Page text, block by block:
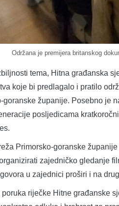
Održana je premijera britanskog
tema, Hitna građanska
koje bi predlagalo i pratilo
goranske županije. Posebno je
posljedicama
Primorsko-goranske
zajedničko gledanje
u zajednici proširi i na
riječke Hitne građanske